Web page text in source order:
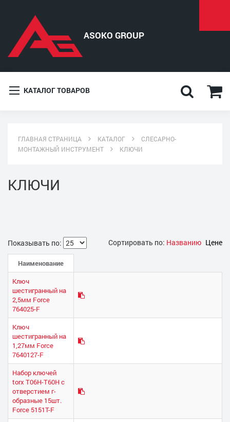
КАТАЛОГ ТОВАРОВ
ГЛАВНАЯ СТРАНИЦА КАТАЛОГ
СЛЕСАРНО-
МОНТАЖНЫЙ ИНСТРУМЕНТ
КЛЮЧИ
КЛЮЧИ
Показывать по: Сортировать по: Названию Цене
Наименование
Ключ
шестигранный на
2,5мм Force
764025-F
Ключ
шестигранный на
1,27мм Force
7640127-F
Набор ключей
torx T06Н-T60Н с
отверстием г-
образные 15шт.
Force 5151T-F